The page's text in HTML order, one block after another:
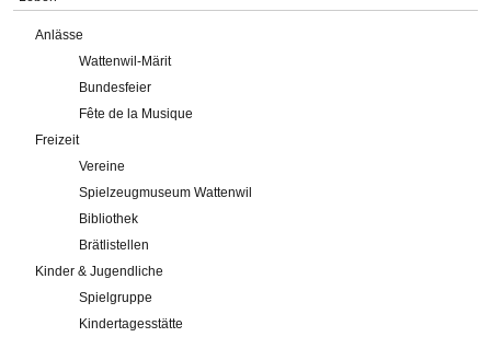
Anlässe
Wattenwil-Märit
Bundesfeier
Fête de la Musique
Freizeit
Vereine
Spielzeugmuseum Wattenwil
Bibliothek
Brätlistellen
Kinder & Jugendliche
Spielgruppe
Kindertagesstätte